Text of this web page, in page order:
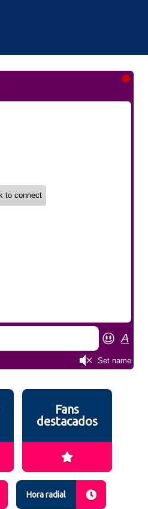
Fans
destacados
Hora radial